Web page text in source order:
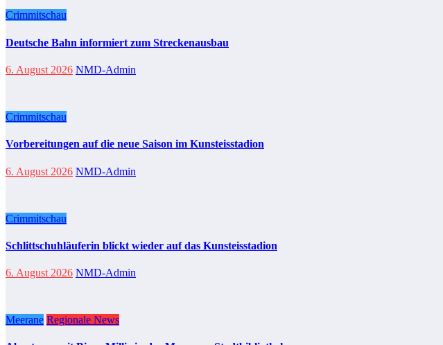
Crimmitschau
Deutsche Bahn informiert zum Streckenausbau
6. August 2026 NMD-Admin
Crimmitschau
Vorbereitungen auf die neue Saison im Kunsteisstadion
6. August 2026 NMD-Admin
Crimmitschau
Schlittschuhläuferin blickt wieder auf das Kunsteisstadion
6. August 2026 NMD-Admin
Meerane Regionale News